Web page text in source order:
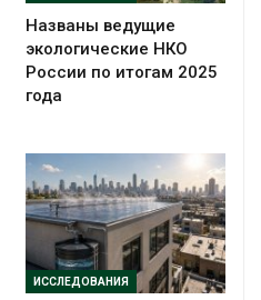
Названы ведущие
экологические НКО
России по итогам 2025
года
ИССЛЕДОВАНИЯ